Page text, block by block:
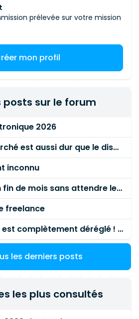
prélevée sur votre mission
mon profil
posts sur le forum
2026
Est-ce que le marché est aussi dur que le disent les commerciaux ?
inconnu
ESN qui paient en fin de mois sans attendre le paiement client ?
freelance
Le marché de l'IT est complètement déréglé ! STOP à cette mascarade ! Il faut s'unir et résister !
les derniers posts
les plus consultés